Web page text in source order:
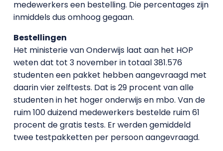
medewerkers een bestelling. Die percentages zijn
inmiddels dus omhoog gegaan.
Bestellingen
Het ministerie van Onderwijs laat aan het HOP
weten dat tot 3 november in totaal 381.576
studenten een pakket hebben aangevraagd met
daarin vier zelftests. Dat is 29 procent van alle
studenten in het hoger onderwijs en mbo. Van de
ruim 100 duizend medewerkers bestelde ruim 61
procent de gratis tests. Er werden gemiddeld
twee testpakketten per persoon aangevraagd.